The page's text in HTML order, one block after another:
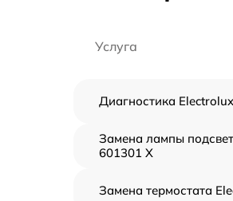
Услуга
Диагностика
Замена лампы
601301 X
Замена термостата